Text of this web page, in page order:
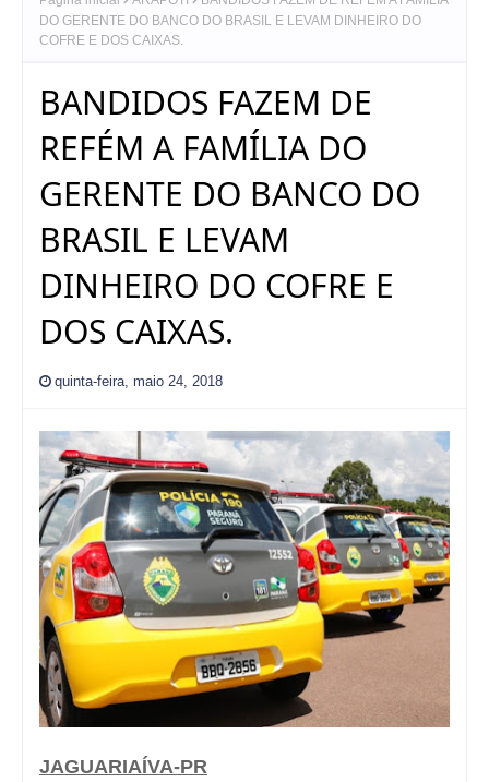
DO GERENTE DO BANCO DO BRASIL E LEVAM DINHEIRO DO
COFRE E DOS CAIXAS.
BANDIDOS FAZEM DE
REFÉM A FAMÍLIA DO
GERENTE DO BANCO DO
BRASIL E LEVAM
DINHEIRO DO COFRE E
DOS CAIXAS.
quinta-feira, maio 24, 2018
JAGUARIAÍVA-PR